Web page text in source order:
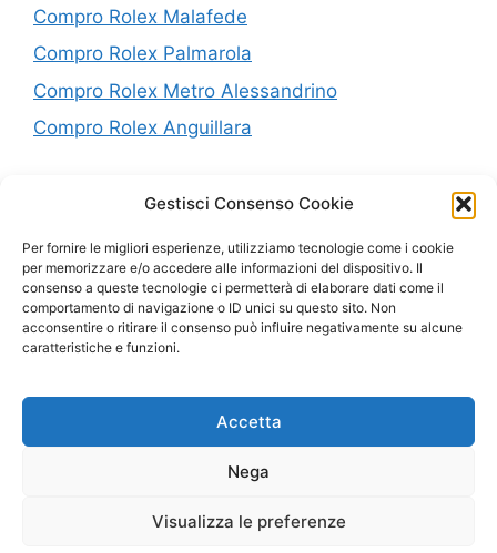
Gestisci Consenso Cookie
Per fornire le migliori esperienze, utilizziamo tecnologie come i cookie
per memorizzare e/o accedere alle informazioni del dispositivo. Il
consenso a queste tecnologie ci permetterà di elaborare dati come il
comportamento di navigazione o ID unici su questo sito. Non
acconsentire o ritirare il consenso può influire negativamente su alcune
caratteristiche e funzioni.
Accetta
Nega
Visualizza le preferenze
Compro Rolex Malafede
Compro Rolex Palmarola
Compro Rolex Metro Alessandrino
Compro Rolex Anguillara
P.IVA: 10638441005
Mappa del Sito
Privacy
Cookie Policy (UE)
Realizzazione Siti Web
-Solution Group Communication